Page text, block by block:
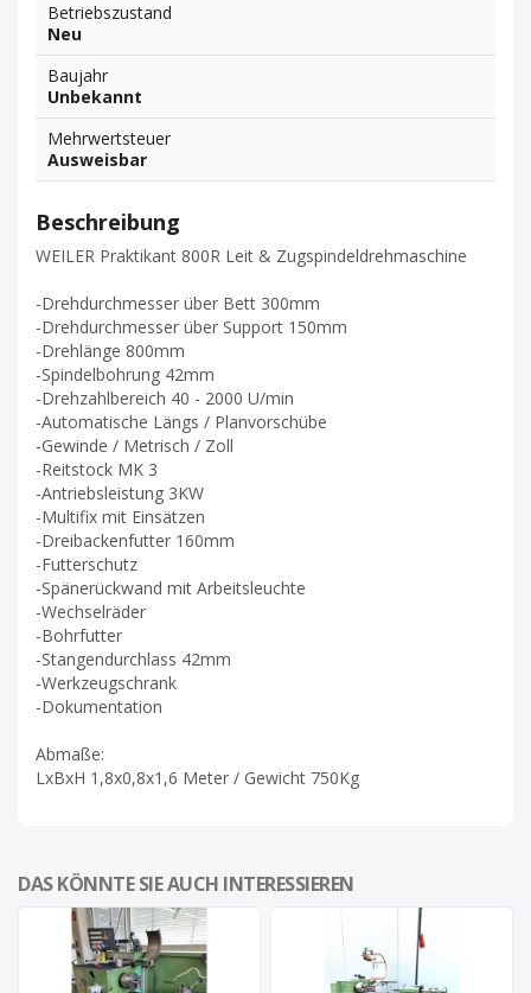
Betriebszustand
Neu
Baujahr
Unbekannt
Mehrwertsteuer
Ausweisbar
Beschreibung
WEILER Praktikant 800R Leit & Zugspindeldrehmaschine
-Drehdurchmesser über Bett 300mm
-Drehdurchmesser über Support 150mm
-Drehlänge 800mm
-Spindelbohrung 42mm
-Drehzahlbereich 40 - 2000 U/min
-Automatische Längs / Planvorschübe
-Gewinde / Metrisch / Zoll
-Reitstock MK 3
-Antriebsleistung 3KW
-Multifix mit Einsätzen
-Dreibackenfutter 160mm
-Futterschutz
-Spänerückwand mit Arbeitsleuchte
-Wechselräder
-Bohrfutter
-Stangendurchlass 42mm
-Werkzeugschrank
-Dokumentation
Abmaße:
LxBxH 1,8x0,8x1,6 Meter / Gewicht 750Kg
DAS KÖNNTE SIE AUCH INTERESSIEREN